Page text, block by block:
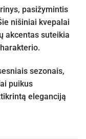
pasižymintis
nišiniai kvepalai
akcentas suteikia
sezonais,
puikus
eleganciją